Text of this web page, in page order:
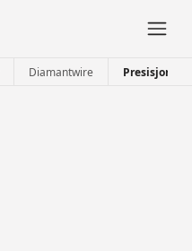
Diamantwire Presisjons